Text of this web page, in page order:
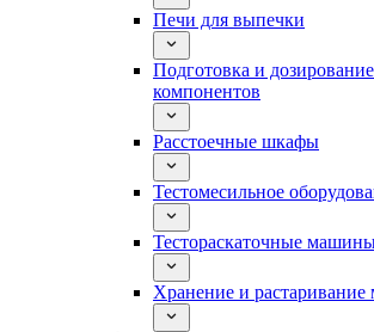
Печи для выпечки
Подготовка и
компонентов
Расстоечные шкафы
Тестомесильное
Тестораскаточные
Хранение и растаривание